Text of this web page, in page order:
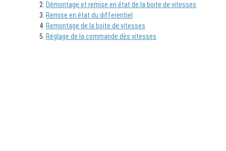
Démontage et remise en état de la boite de vitesses
Remise en état du differentiel
Remontage de la boite de vitesses
Réglage de la commande dès vitesses